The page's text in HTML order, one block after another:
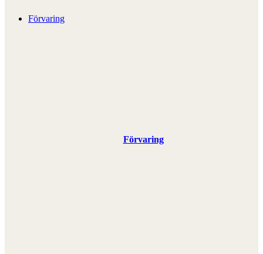
Förvaring
Förvaring